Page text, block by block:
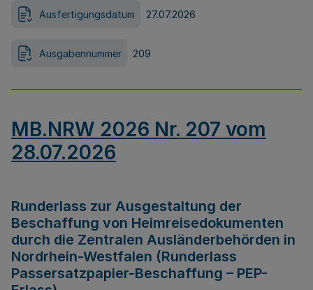
Ausfertigungsdatum 27.07.2026
Ausgabennummer 209
MB.NRW 2026 Nr. 207 vom
28.07.2026
Runderlass zur Ausgestaltung der
Beschaffung von Heimreisedokumenten
durch die Zentralen Ausländerbehörden in
Nordrhein-Westfalen (Runderlass
Passersatzpapier-Beschaffung – PEP-